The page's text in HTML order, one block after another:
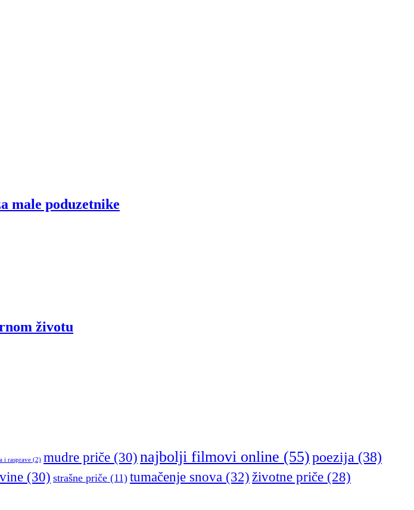
male poduzetnike
životu
i rasprave (2) mudre priče (30) najbolji filmovi online (55)poezija (38)
(30) strašne priče (11) tumačenje snova (32) životne priče (28)